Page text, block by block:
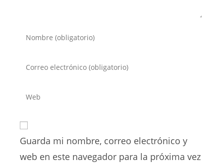
Introduce
de
para
comentar
Introduce
de
electrónico
para
Introduce
de
tu
web
Guarda mi nombre, correo electrónico y
web en este navegador para la próxima vez